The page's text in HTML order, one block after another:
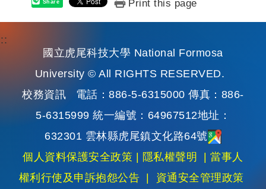
Share Print this page
國立虎尾科技大學 National Formosa
University © All RIGHTS RESERVED.
校務資訊 電話：886-5-6315000 傳真：886-
5-6315999 統一編號：64967512地址：
632301 雲林縣虎尾鎮文化路64號
個人資料保護安全政策 | 隱私權聲明 |當事人
權利行使及申訴抱怨公告 | 資通安全管理政策